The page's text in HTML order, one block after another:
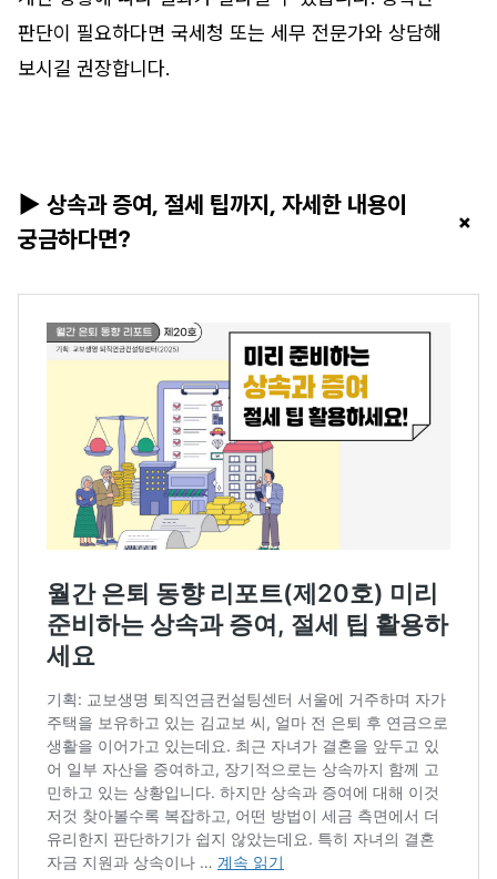
판단이 필요하다면 국세청 또는 세무 전문가와 상담해
보시길 권장합니다.
▶ 상속과 증여, 절세 팁까지, 자세한 내용이
궁금하다면?
+